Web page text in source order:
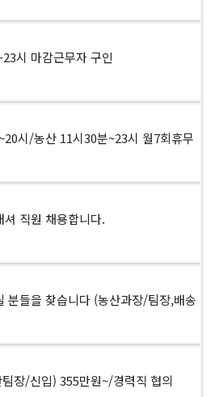
시 마감근무자 구인
시/농산 11시30분~23시 월7회휴무
직원 채용합니다.
분들을 찾습니다 (농산과장/팀장,배송
장/신입) 355만원~/경력직 협의